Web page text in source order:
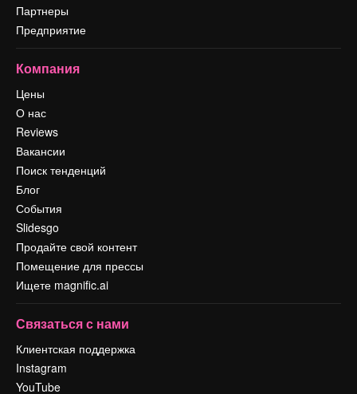
Партнеры
Предприятие
Компания
Цены
О нас
Reviews
Вакансии
Поиск тенденций
Блог
События
Slidesgo
Продайте свой контент
Помещение для прессы
Ищете magnific.ai
Связаться с нами
Клиентская поддержка
Instagram
YouTube